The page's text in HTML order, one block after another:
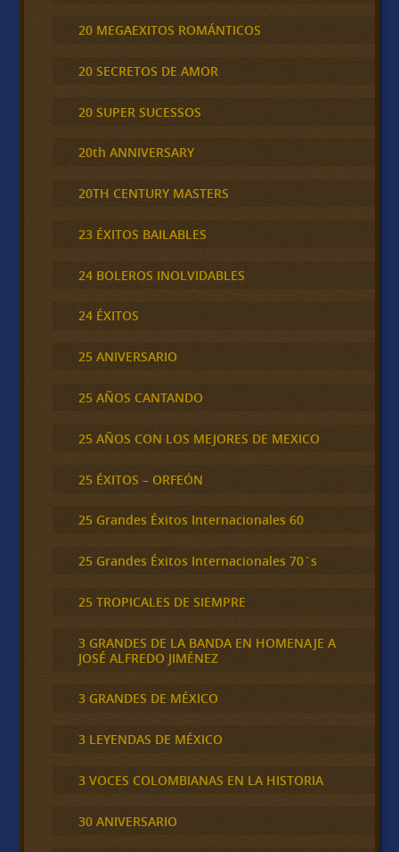
20 MEGAEXITOS ROMÁNTICOS
20 SECRETOS DE AMOR
20 SUPER SUCESSOS
20th ANNIVERSARY
20TH CENTURY MASTERS
23 ÉXITOS BAILABLES
24 BOLEROS INOLVIDABLES
24 ÉXITOS
25 ANIVERSARIO
25 AÑOS CANTANDO
25 AÑOS CON LOS MEJORES DE MEXICO
25 ÉXITOS – ORFEÓN
25 Grandes Éxitos Internacionales 60
25 Grandes Éxitos Internacionales 70´s
25 TROPICALES DE SIEMPRE
3 GRANDES DE LA BANDA EN HOMENAJE A
JOSÉ ALFREDO JIMÉNEZ
3 GRANDES DE MÉXICO
3 LEYENDAS DE MÉXICO
3 VOCES COLOMBIANAS EN LA HISTORIA
30 ANIVERSARIO